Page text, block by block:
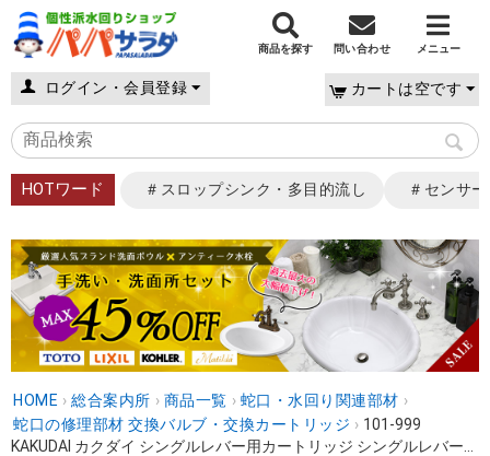
商品を探す 問い合わせ メニュー
ログイン・会員登録 カートは空です
HOTワード ＃スロップシンク・多目的流し ＃センサ
HOME › 総合案内所 › 商品一覧 › 蛇口・水回り関連部材 ›
蛇口の修理部材 交換バルブ・交換カートリッジ › 101-999
KAKUDAI カクダイ シングルレバー用カートリッジ シングルレバー...